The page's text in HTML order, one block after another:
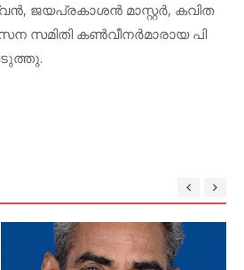
ജയപ്രകാശൻ മാസ്റ്റർ, കവിത
സമിതി കൺവീനർമാരായ പി